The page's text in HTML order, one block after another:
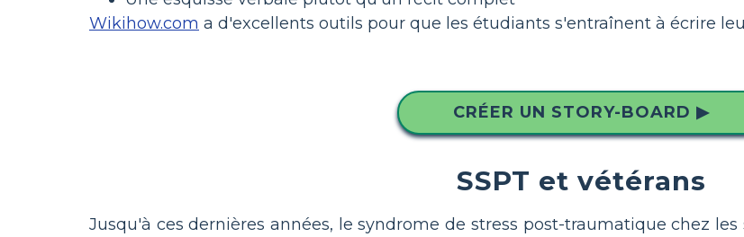
Wikihow.com a d'excellents outils pour que les étudiants s'entraînent à écrire
CRÉER UN STORY-BOARD ▶
SSPT et vétérans
Jusqu'à ces dernières années, le syndrome de stress post-traumatique chez